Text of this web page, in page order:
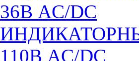
36В AC/DC
110В AC/DC